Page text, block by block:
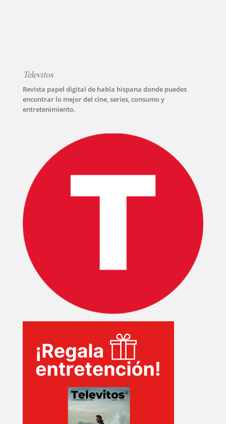
Televitos
Revista papel digital de habla hispana donde puedes
encontrar lo mejor del cine, series, consumo y
entretenimiento.